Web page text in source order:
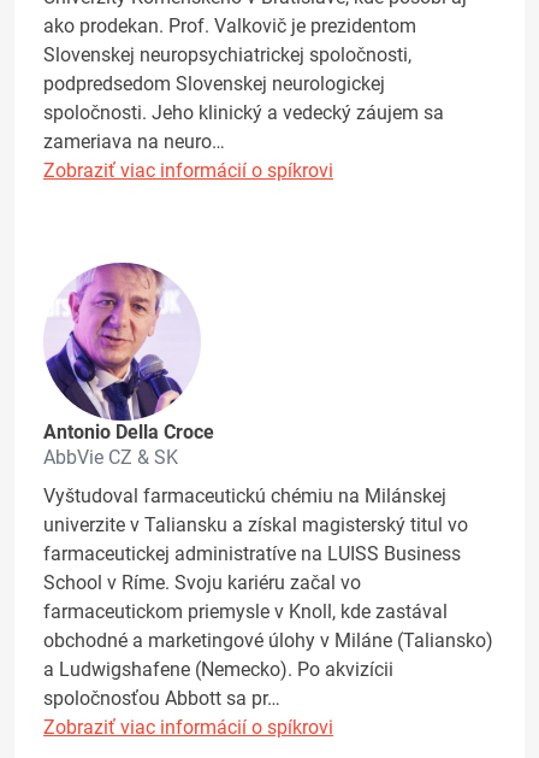
ako prodekan. Prof. Valkovič je prezidentom
Slovenskej neuropsychiatrickej spoločnosti,
podpredsedom Slovenskej neurologickej
spoločnosti. Jeho klinický a vedecký záujem sa
zameriava na neuro…
Zobraziť viac informácií o spíkrovi
Antonio Della Croce
AbbVie CZ & SK
Vyštudoval farmaceutickú chémiu na Milánskej
univerzite v Taliansku a získal magisterský titul vo
farmaceutickej administratíve na LUISS Business
School v Ríme. Svoju kariéru začal vo
farmaceutickom priemysle v Knoll, kde zastával
obchodné a marketingové úlohy v Miláne (Taliansko)
a Ludwigshafene (Nemecko). Po akvizícii
spoločnosťou Abbott sa pr…
Zobraziť viac informácií o spíkrovi